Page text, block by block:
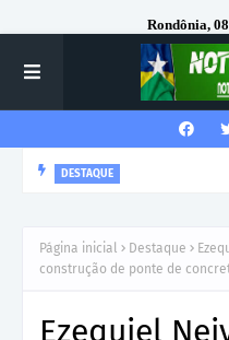
Rondônia,
DESTAQUE
Página inicial Destaque
construção de ponte de
Ezequiel